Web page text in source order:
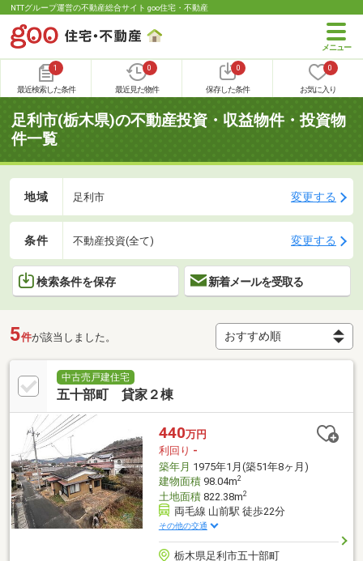
NTTグループ運営の不動産総合サイト goo住宅・不動産
1
最近検索した条件
0
最近見た物件
0
保存した条件
0
お気に入り
足利市(栃木県)の不動産投資・収益物件・投資物
件一覧
地域 足利市 変更する
条件 不動産投資(全て) 変更する
検索条件を保存 新着メールを受取る
5件が該当しました。
中古売戸建住宅
五十部町 貸家２棟
440万円
利回り -
築年月 1975年1月(築51年8ヶ月)
建物面積98.04m2
土地面積822.38m2
両毛線 山前駅 徒歩22分
その他の交通
栃木県足利市五十部町